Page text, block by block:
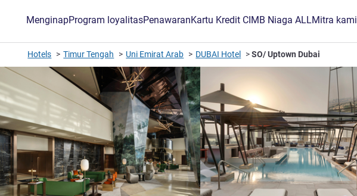
MenginapProgram loyalitasPenawaranKartu Kredit CIMB Niaga ALLMitra kami
Hotels Timur Tengah Uni Emirat Arab DUBAI Hotel SO/ Uptown Dubai